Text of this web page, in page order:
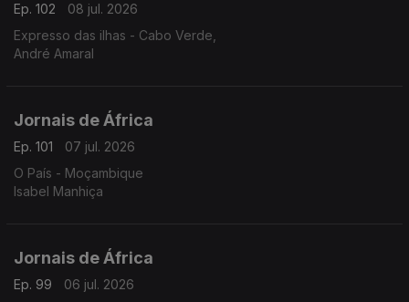
Ep. 102
08 jul. 2026
Expresso das ilhas - Cabo Verde,
André Amaral
Jornais de África
Ep. 101
07 jul. 2026
O País - Moçambique
Isabel Manhiça
Jornais de África
Ep. 99
06 jul. 2026